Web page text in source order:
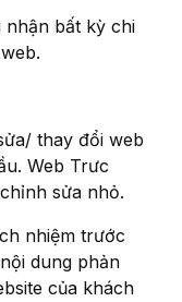
nhận bất kỳ chi
thay đổi web
Web Trưc
sửa nhỏ.
nhiệm trước
dung phản
của khách